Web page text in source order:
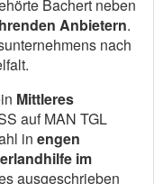
Bachert neben
Anbietern.
nach
Mittleres
auf MAN TGL
in engen
im
ausgeschrieben